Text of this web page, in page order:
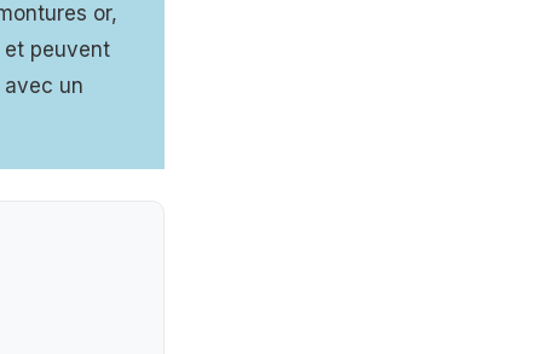
or,
et peuvent
un